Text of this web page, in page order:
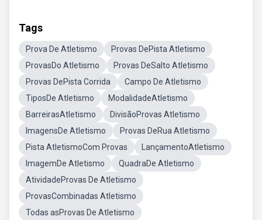
Tags
Prova De Atletismo
Provas DePista Atletismo
ProvasDo Atletismo
Provas DeSalto Atletismo
Provas DePista Corrida
Campo De Atletismo
TiposDe Atletismo
ModalidadeAtletismo
BarreirasAtletismo
DivisãoProvas Atletismo
ImagensDe Atletismo
Provas DeRua Atletismo
Pista AtletismoCom Provas
LançamentoAtletismo
ImagemDe Atletismo
QuadraDe Atletismo
AtividadeProvas De Atletismo
ProvasCombinadas Atletismo
Todas asProvas De Atletismo